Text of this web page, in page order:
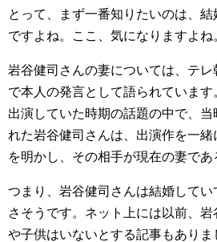
とって、まず一番知りたいのは、
ですよね。ここ、気になりますよね
岩谷健司さんの妻については、テ
で本人の発言として語られていま
出演していた時期の話題の中で、
れた岩谷健司さんは、出演作を一緒
を明かし、その相手が現在の妻であ
つまり、岩谷健司さんは結婚してい
さそうです。ネット上には以前、
や子供はいないとする記事もあり